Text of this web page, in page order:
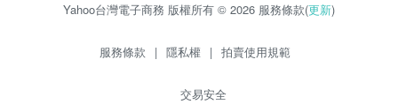
Yahoo台灣電子商務 版權所有 © 2026 服務條款(更新)
服務條款 | 隱私權 | 拍賣使用規範
交易安全